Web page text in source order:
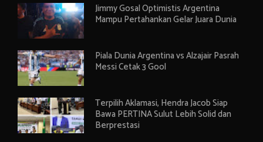
Jimmy Gosal Optimistis Argentina
Mampu Pertahankan Gelar Juara Dunia
Piala Dunia Argentina vs Alzajair Pasrah
Messi Cetak 3 Gool
Terpilih Aklamasi, Hendra Jacob Siap
Bawa PERTINA Sulut Lebih Solid dan
Berprestasi